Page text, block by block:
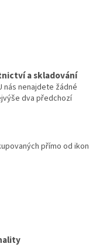
a skladování
nás nenajdete žádné
dva předchozí
přímo od ikon